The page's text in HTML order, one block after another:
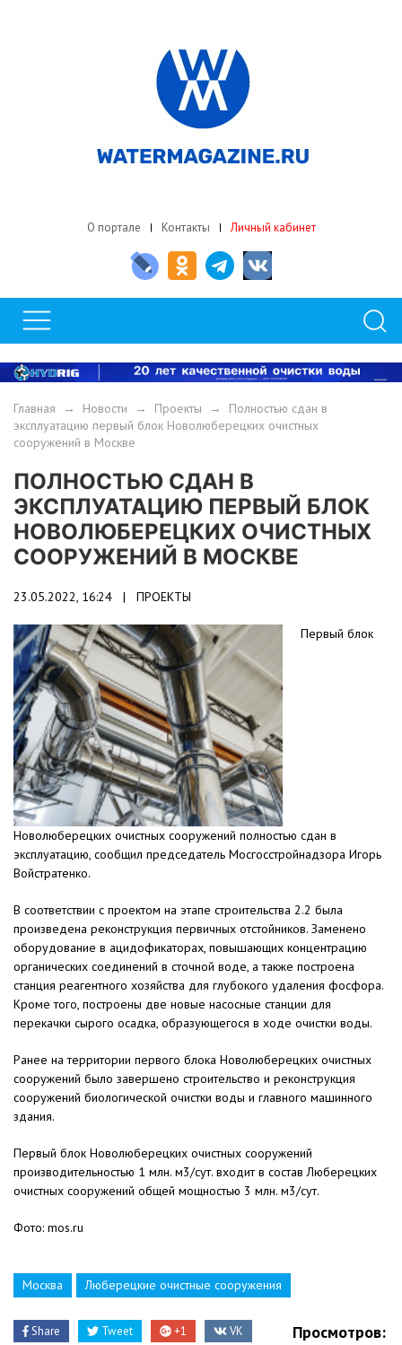
О портале Контакты Личный кабинет
Главная → Новости → Проекты → Полностью сдан в
эксплуатацию первый блок Новолюберецких очистных
сооружений в Москве
ПОЛНОСТЬЮ СДАН В
ЭКСПЛУАТАЦИЮ ПЕРВЫЙ БЛОК
НОВОЛЮБЕРЕЦКИХ ОЧИСТНЫХ
СООРУЖЕНИЙ В МОСКВЕ
23.05.2022, 16:24 | ПРОЕКТЫ
Первый блок
Новолюберецких очистных сооружений полностью сдан в
эксплуатацию, сообщил председатель Мосгосстройнадзора Игорь
Войстратенко.
В соответствии с проектом на этапе строительства 2.2 была
произведена реконструкция первичных отстойников. Заменено
оборудование в ацидофикаторах, повышающих концентрацию
органических соединений в сточной воде, а также построена
станция реагентного хозяйства для глубокого удаления фосфора.
Кроме того, построены две новые насосные станции для
перекачки сырого осадка, образующегося в ходе очистки воды.
Ранее на территории первого блока Новолюберецких очистных
сооружений было завершено строительство и реконструкция
сооружений биологической очистки воды и главного машинного
здания.
Первый блок Новолюберецких очистных сооружений
производительностью 1 млн. м3/сут. входит в состав Люберецких
очистных сооружений общей мощностью 3 млн. м3/сут.
Фото: mos.ru
Москва Люберецкие очистные сооружения
Share Tweet +1 VK
Просмотров: